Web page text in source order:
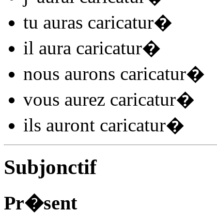
tu auras caricatur�
il aura caricatur�
nous aurons caricatur�
vous aurez caricatur�
ils auront caricatur�
Subjonctif
Pr�sent